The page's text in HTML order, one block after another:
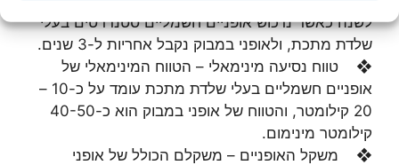
לשנה כאשר נרכוש אופניים חשמליים סטנדרטים בעלי
שלדת מתכת, ולאופני במבוק נקבל אחריות ל-3 שנים.
❖ טווח נסיעה מינימאלי – הטווח המינימאלי של
אופניים חשמליים בעלי שלדת מתכת עומד על כ-10 –
20 קילומטר, והטווח של אופני במבוק הוא כ-40-50
קילומטר מינימום.
❖ משקל האופניים – משקלם הכולל של אופני